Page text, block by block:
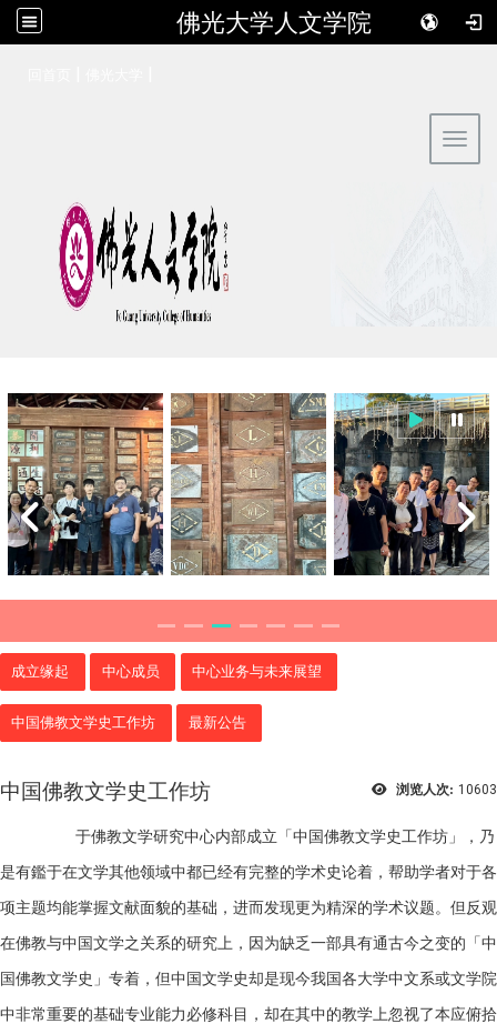
佛光大学人文学院
成立缘起 中心成员 中心业务与未来展望
中国佛教文学史工作坊 最新公告
浏览人次: 10603
中国佛教文学史工作坊
于佛教文学研究中心内部成立「中国佛教文学史工作坊」，乃
是有鑑于在文学其他领域中都已经有完整的学术史论着，帮助学者对于各
项主题均能掌握文献面貌的基础，进而发现更为精深的学术议题。但反观
在佛教与中国文学之关系的研究上，因为缺乏一部具有通古今之变的「中
国佛教文学史」专着，但中国文学史却是现今我国各大学中文系或文学院
中非常重要的基础专业能力必修科目，却在其中的教学上忽视了本应俯拾